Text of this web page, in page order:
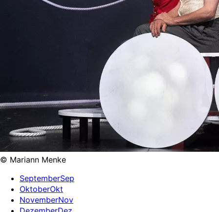
© Mariann Menke
SeptemberSep
OktoberOkt
NovemberNov